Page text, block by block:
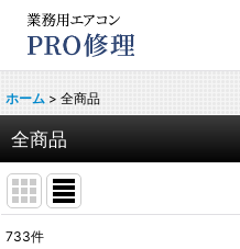
ホーム > 全商品
全商品
733件